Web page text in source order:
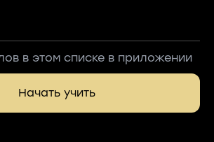
в этом списке в приложении
Начать учить